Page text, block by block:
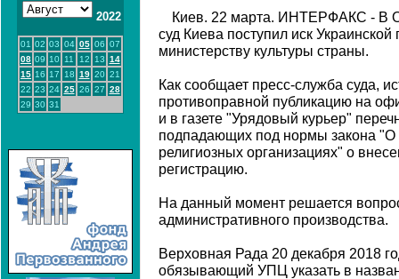
2022
01 02 03 04 05 06 07
08 09 10 11 12 13 14
15 16 17 18 19 20 21
22 23 24 25 26 27 28
29 30 31
Киев. 22 марта. ИНТЕРФАКС - В
суд Киева поступил иск
министерству культуры страны.
Как сообщает пресс-служба суда,
противоправной публикацию на
и в газете "Урядовый курьер"
подпадающих под нормы закона "О
религиозных организациях" о
регистрацию.
На данный момент решается
административного производства.
Верховная Рада 20 декабря 2018
обязывающий УПЦ указать в